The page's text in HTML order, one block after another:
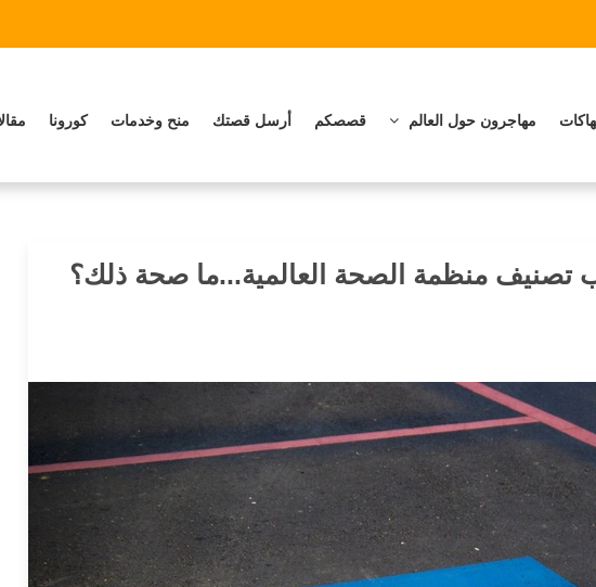
مهاجرون حول العالم قصصكم أرسل قصتك منح وخدمات كورونا
تصنيف منظمة الصحة العالمية...ما صحة ذلك؟